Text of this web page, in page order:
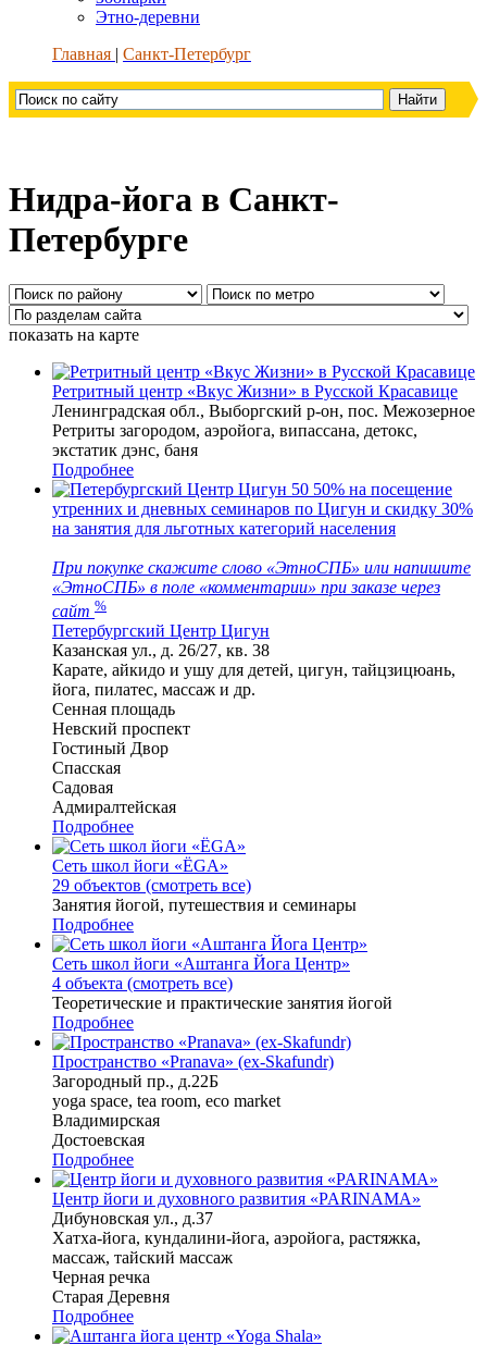
Этно-деревни
Главная
Санкт-Петербург
Нидра-йога в Санкт-
Петербурге
показать на карте
Ретритный центр «Вкус Жизни» в Русской Красавице
Ленинградская обл., Выборгский р-он, пос. Межозерное
Ретриты загородом, аэройога, випассана, детокс,
экстатик дэнс, баня
Подробнее
50 50% на посещение
утренних и дневных семинаров по Цигун и скидку 30%
на занятия для льготных категорий населения
При покупке скажите слово «ЭтноСПБ» или напишите
«ЭтноСПБ» в поле «комментарии» при заказе через
сайт %
Петербургский Центр Цигун
Казанская ул., д. 26/27, кв. 38
Карате, айкидо и ушу для детей, цигун, тайцзицюань,
йога, пилатес, массаж и др.
Сенная площадь
Невский проспект
Гостиный Двор
Спасская
Садовая
Адмиралтейская
Подробнее
Сеть школ йоги «ЁGA»
29 объектов (смотреть все)
Занятия йогой, путешествия и семинары
Подробнее
Сеть школ йоги «Аштанга Йога Центр»
4 объекта (смотреть все)
Теоретические и практические занятия йогой
Подробнее
Пространство «Pranava» (ex-Skafundr)
Загородный пр., д.22Б
yoga space, tea room, eco market
Владимирская
Достоевская
Подробнее
Центр йоги и духовного развития «PARINAMA»
Дибуновская ул., д.37
Хатха-йога, кундалини-йога, аэройога, растяжка,
массаж, тайский массаж
Черная речка
Старая Деревня
Подробнее